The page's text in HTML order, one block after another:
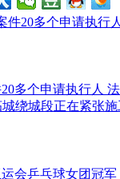
件20多个申请执行
多个申请执行人
城绕城段正在紧张施
会乒乓球女团冠军